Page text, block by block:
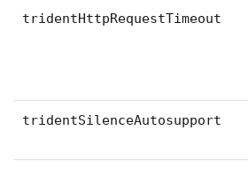
tridentHttpRequestTimeout
tridentSilenceAutosupport